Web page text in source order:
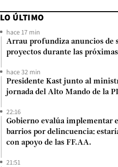
LO ÚLTIMO
hace 17 min
Arrau profundiza anuncios de
proyectos durante las próximas
hace 32 min
Presidente Kast junto al
jornada del Alto Mando de la
22:16
Gobierno evalúa implementar
barrios por delincuencia:
con apoyo de las FF.AA.
21:51